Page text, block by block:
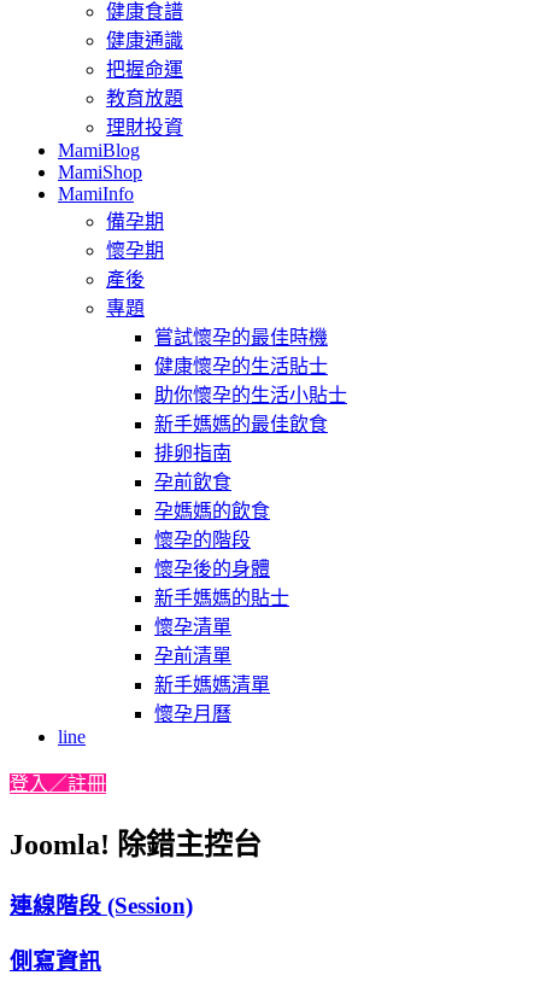
健康食譜
健康通識
把握命運
教育放題
理財投資
MamiBlog
MamiShop
MamiInfo
備孕期
懷孕期
產後
專題
嘗試懷孕的最佳時機
健康懷孕的生活貼士
助你懷孕的生活小貼士
新手媽媽的最佳飲食
排卵指南
孕前飲食
孕媽媽的飲食
懷孕的階段
懷孕後的身體
新手媽媽的貼士
懷孕清單
孕前清單
新手媽媽清單
懷孕月曆
line
登入／註冊
Joomla! 除錯主控台
連線階段 (Session)
側寫資訊